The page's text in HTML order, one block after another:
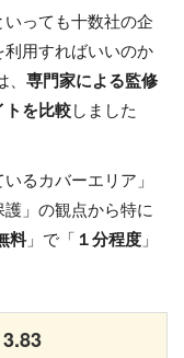
いっても十数社の企
用すればいいのか
専門家による監修
トを比較 しました
るカバーエリア」
護」の観点から特に
料」で「 １分程度 」